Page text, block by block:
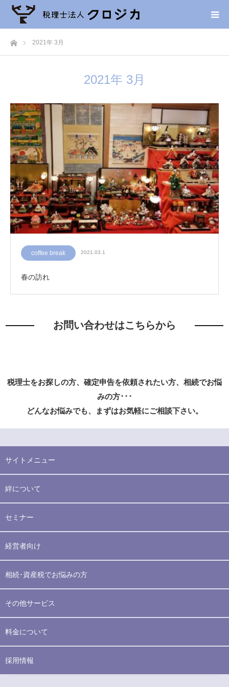
ホーム2021年 3月
2021年 3月
coffee break 2021.03.1
春の訪れ
お問い合わせはこちらから
税理士をお探しの方、確定申告を依頼されたい方、相続でお悩
みの方･･･
どんなお悩みでも、まずはお気軽にご相談下さい。
サイトメニュー
絆について
セミナー
経営者向け
相続･資産税でお悩みの方
その他サービス
料金について
採用情報